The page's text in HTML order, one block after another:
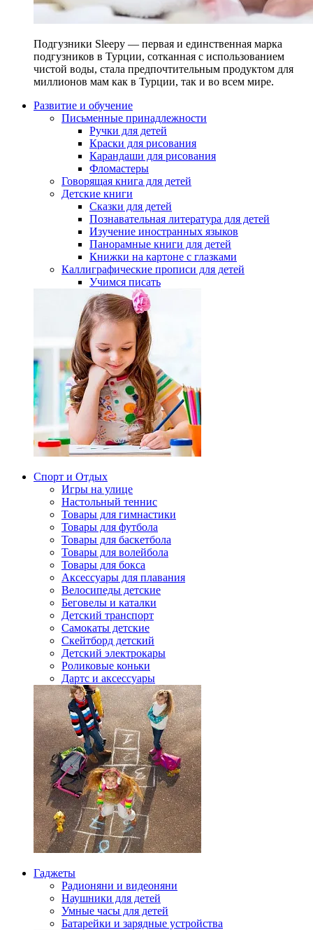
Подгузники Sleepy — первая и единственная марка
подгузников в Турции, сотканная с использованием
чистой воды, стала предпочтительным продуктом для
миллионов мам как в Турции, так и во всем мире.
Развитие и обучение
Письменные принадлежности
Ручки для детей
Краски для рисования
Карандаши для рисования
Фломастеры
Говорящая книга для детей
Детские книги
Сказки для детей
Познавательная литература для детей
Изучение иностранных языков
Панорамные книги для детей
Книжки на картоне с глазками
Каллиграфические прописи для детей
Учимся писать
Спорт и Отдых
Игры на улице
Настольный теннис
Товары для гимнастики
Товары для футбола
Товары для баскетбола
Товары для волейбола
Товары для бокса
Аксессуары для плавания
Велосипеды детские
Беговелы и каталки
Детский транспорт
Самокаты детские
Скейтборд детский
Детский электрокары
Роликовые коньки
Дартс и аксессуары
Гаджеты
Радионяни и видеоняни
Наушники для детей
Умные часы для детей
Батарейки и зарядные устройства